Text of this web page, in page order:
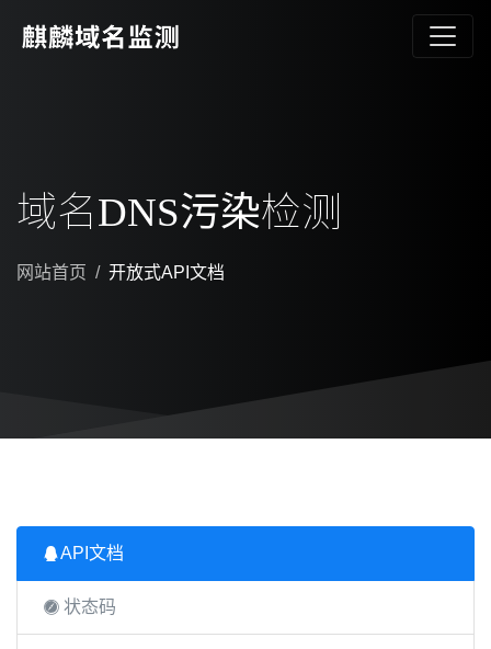
域名DNS污染检测
网站首页 开放式API文档
API文档
状态码